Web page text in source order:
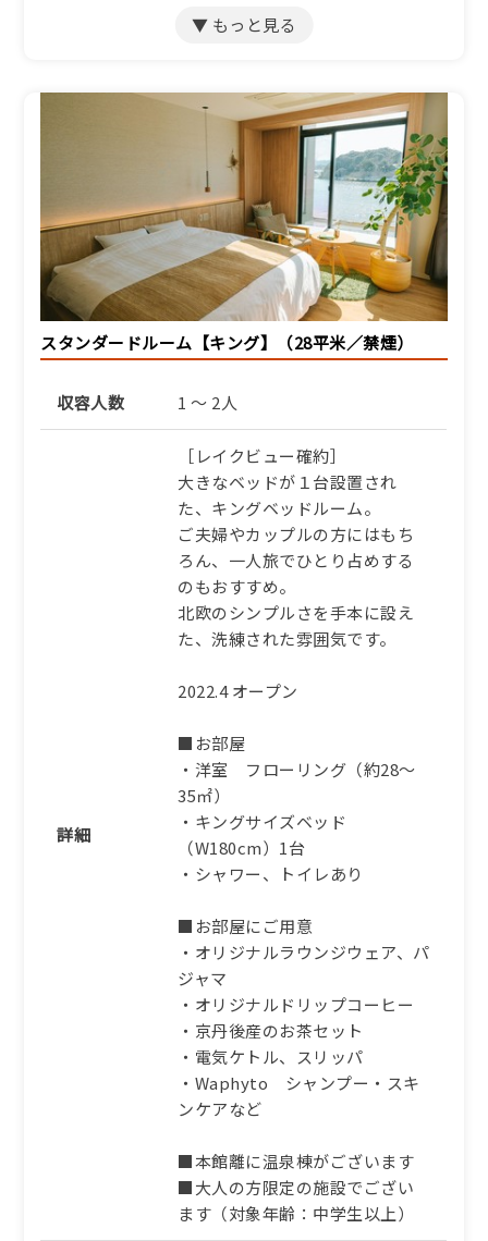
ふるさと納税宿泊クーポン対象施
設
上質な食の旅＞】京都和
牛・地魚・オーガニック野
菜など丹後の食材を厳選
【SP】
1泊2食付き
32,340円/人/泊 ～
詳細
スタンダードルーム【キング】（28平米／禁煙）
収容人数 1 ～ 2人
詳細
［レイクビュー確約］
大きなベッドが１台設置され
た、キングベッドルーム。
ご夫婦やカップルの方にはもち
ろん、一人旅でひとり占めする
のもおすすめ。
北欧のシンプルさを手本に設え
た、洗練された雰囲気です。
2022.4 オープン
■お部屋
・洋室 フローリング（約28～
35㎡）
・キングサイズベッド
（W180cm）1台
・シャワー、トイレあり
■お部屋にご用意
・オリジナルラウンジウェア、パ
ジャマ
・オリジナルドリップコーヒー
・京丹後産のお茶セット
・電気ケトル、スリッパ
・Waphyto シャンプー・スキ
ンケアなど
■本館離に温泉棟がございます
■大人の方限定の施設でござい
ます（対象年齢：中学生以上）